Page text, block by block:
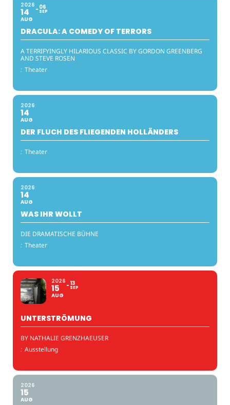
2026
14
AUG
06
SEP
DRACULA: A COMEDY OF TERRORS
A TERRIFYINGLY HILARIOUS CLASSIC BY GORDON GREENBERG
AND STEVE ROSEN
: Theater
2026
14
AUG
DER FLUCH DES FLIEGENDEN HOLLÄNDERS
: Theater
2026
14
AUG
WAS IHR WOLLT
DIE DRAMATISCHE BÜHNE
: Theater
2026
15
AUG
13
SEP
UNTERSTRÖMUNG
BY NATHALIE GRENZHAEUSER
: Ausstellung
2026
15
AUG